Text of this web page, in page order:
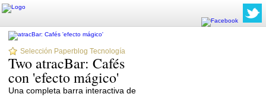
Selección Paperblog Tecnología
Two atracBar: Cafés
con 'efecto mágico'
Una completa barra interactiva de